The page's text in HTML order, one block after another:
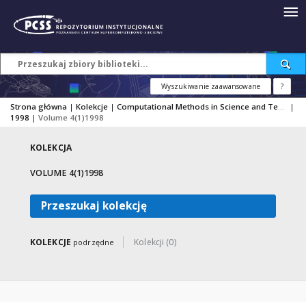
Wyszukiwanie zaawansowane ?
Strona główna | Kolekcje | Computational Methods in Science and Technology
|
1998 | Volume 4(1)1998
KOLEKCJA
VOLUME 4(1)1998
Przeszukaj kolekcję
KOLEKCJE podrzędne Kolekcji (0)